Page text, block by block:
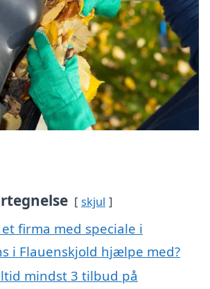
skjul
firma med speciale i
i Flauenskjold hjælpe med?
mindst 3 tilbud på